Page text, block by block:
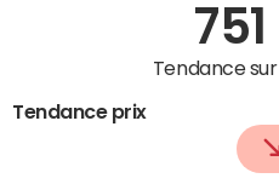
751
Tendance sur
Tendance prix